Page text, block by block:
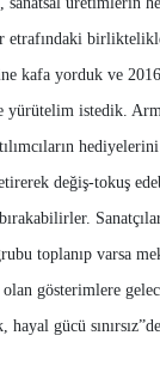
etrafındaki
kafa yorduk ve
yürütelim istedik.
değiş-tokuş
toplanıp varsa
olan gösterimlere
gücü